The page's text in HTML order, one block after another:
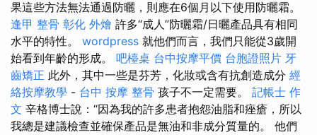
果這些方法無法通過防曬，則應在6個月以下使用防曬霜。
逢甲 整骨 彰化 外燴 許多“成人”防曬霜/日曬產品具有相同
水平的特性。 wordpress 就他們而言，我們只能從3歲開
始看到年齡的形成。 吧檯桌 台中按摩平價 台胞證照片 牙
齒矯正 此外，其中一些是芬芳，化妝或含有抗創造成分 經
絡按摩教學 - 台中 按摩 整骨 孩子不一定需要。 記帳士 作
文 辛格博士說：“因為我的許多患者抱怨油脂和痤瘡，所以
我總是建議檢查並確保產品是無油和非成分質量的。 他們